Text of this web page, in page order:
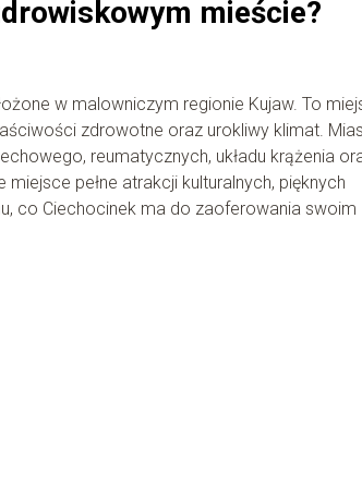
mieście?
w malowniczym regionie Kujaw. To
zdrowotne oraz urokliwy klimat.
reumatycznych, układu krążenia
pełne atrakcji kulturalnych, pięknych
co Ciechocinek ma do zaoferowania swoim